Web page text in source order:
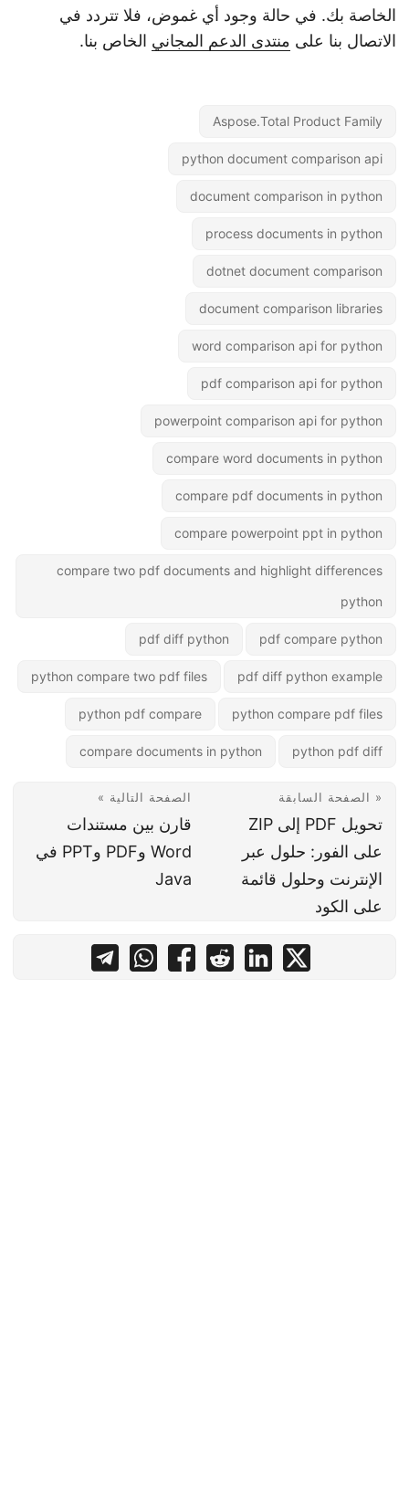
الخاصة بك. في حالة وجود أي غموض، فلا تتردد في
الاتصال بنا على منتدى الدعم المجانيالخاص بنا.
Aspose.Total Product Family
python document comparison api
document comparison in python
process documents in python
dotnet document comparison
document comparison libraries
word comparison api for python
pdf comparison api for python
powerpoint comparison api for python
compare word documents in python
compare pdf documents in python
compare powerpoint ppt in python
compare two pdf documents and highlight differences
python
pdf compare python
pdf diff python
pdf diff python example
python compare two pdf files
python compare pdf files
python pdf compare
python pdf diff
compare documents in python
« الصفحة السابقة
تحويل PDF إلى ZIP
على الفور: حلول عبر
الإنترنت وحلول قائمة
على الكود
الصفحة التالية »
قارن بين مستندات
Word وPDF وPPT في
Java